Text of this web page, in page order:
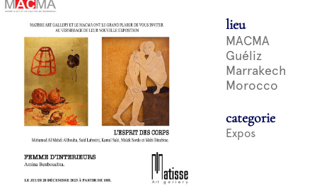
lieu
MACMA
Guéliz
Marrakech
Morocco
categorie
Expos